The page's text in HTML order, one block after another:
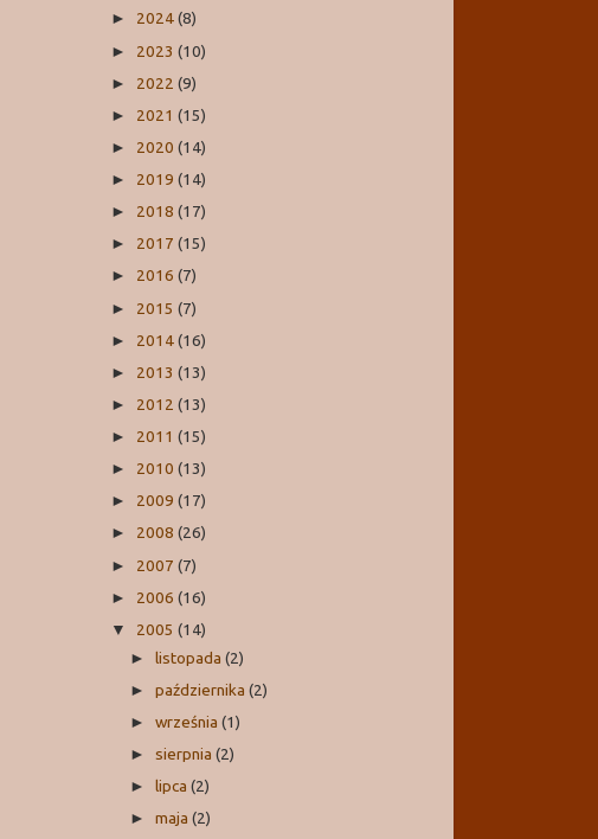
► 2024(8)
► 2023 (10)
► 2022 (9)
► 2021 (15)
► 2020 (14)
► 2019 (14)
► 2018 (17)
► 2017 (15)
► 2016 (7)
► 2015 (7)
► 2014(16)
► 2013 (13)
► 2012 (13)
► 2011 (15)
► 2010 (13)
► 2009 (17)
► 2008 (26)
► 2007 (7)
► 2006 (16)
▼ 2005 (14)
►listopada(2)
►października(2)
►września(1)
►sierpnia(2)
►lipca(2)
►maja(2)